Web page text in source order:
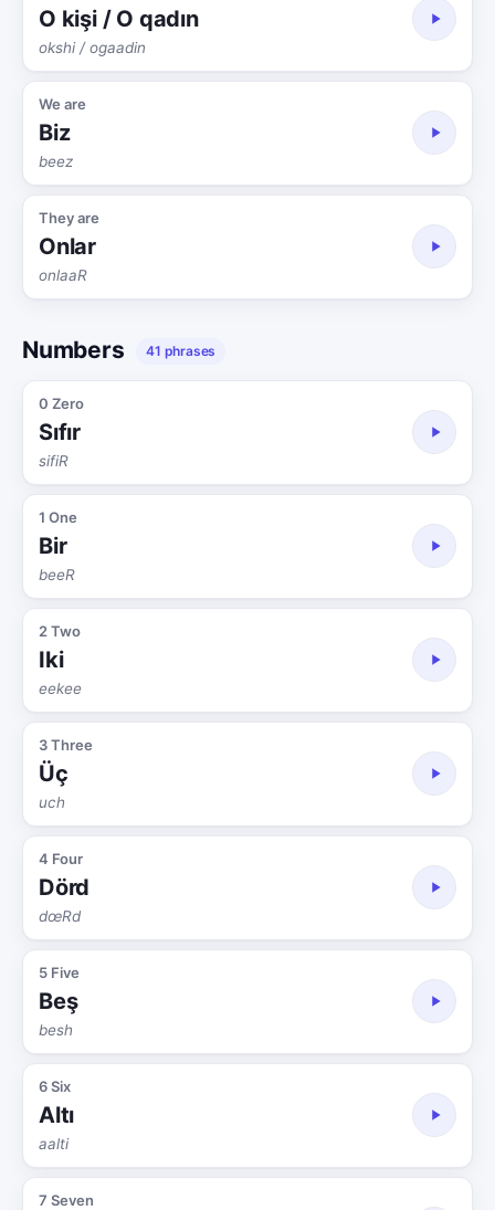
O kişi / O qadın
okshi / ogaadin
We are
Biz
beez
They are
Onlar
onlaaR
Numbers 41 phrases
0 Zero
Sıfır
sifiR
1 One
Bir
beeR
2 Two
Iki
eekee
3 Three
Üç
uch
4 Four
Dörd
dœRd
5 Five
Beş
besh
6 Six
Altı
aalti
7 Seven